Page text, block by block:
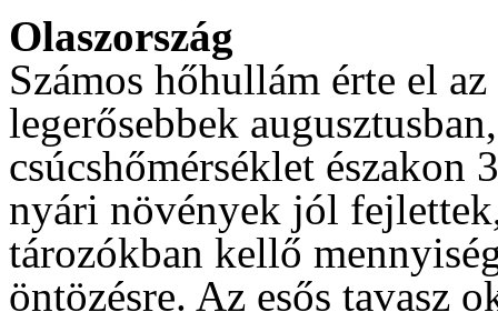
Olaszország
Számos hőhullám érte el
legerősebbek
csúcshőmérséklet
nyári növények jól
tározókban kellő
öntözésre. Az esős tavasz